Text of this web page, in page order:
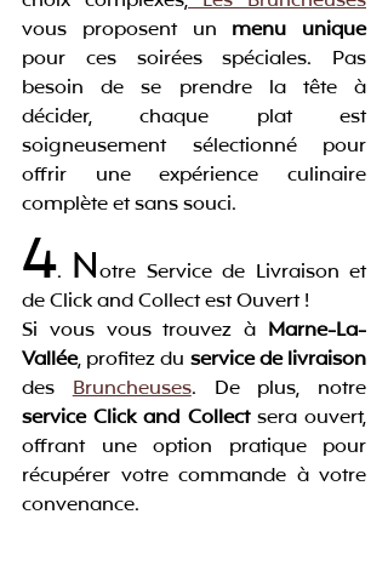
vous proposent un menu unique
pour ces soirées spéciales. Pas
besoin de se prendre la tête à
décider, chaque plat est
soigneusement sélectionné pour
offrir une expérience culinaire
complète et sans souci.
4. Notre Service de Livraison et
de Click and Collect est Ouvert !
Si vous vous trouvez à Marne-La-
Vallée, profitez du service de livraison
des Bruncheuses
service Click and Collect sera ouvert,
offrant une option pratique pour
récupérer votre commande à votre
convenance.